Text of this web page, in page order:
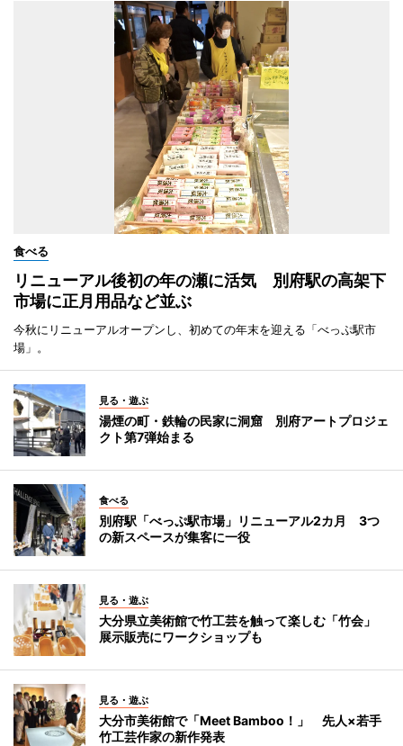
食べる
リニューアル後初の年の瀬に活気 別府駅の高架下
市場に正月用品など並ぶ
今秋にリニューアルオープンし、初めての年末を迎える「べっぷ駅市
場」。
見る・遊ぶ
湯煙の町・鉄輪の民家に洞窟 別府アートプロジェ
クト第7弾始まる
食べる
別府駅「べっぷ駅市場」リニューアル2カ月 3つ
の新スペースが集客に一役
見る・遊ぶ
大分県立美術館で竹工芸を触って楽しむ「竹会」
展示販売にワークショップも
見る・遊ぶ
大分市美術館で「Meet Bamboo！」 先人×若手
竹工芸作家の新作発表